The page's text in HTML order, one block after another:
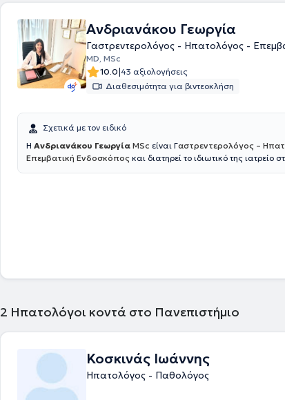
70 ελληνικά και διεθνή συνέδρια συμμετέχοντας ενεργά ως
σχετικές της εξειδίκευσής της.
Ανδριανάκου Γεωργία
Γαστρεντερολόγος - Ηπατολόγος -
MD, MSc
10.0|43 αξιολογήσεις
Διαθεσιμότητα για βιντεοκλήση
Σχετικά με τον ειδικό
H Ανδριανάκου Γεωργία MSc είναι Γαστρεντερολόγος –
Επεμβατική Ενδοσκόπος και διατηρεί το ιδιωτικό της ιατρείο
Curie του Παρισίου. Το 2018 επέστρεψε στην Ελλάδα και ξεκίνησε
στη Γαστρεντερολογία – Ηπατολογία στο Γενικό Νοσοκομείο
Το 2020 ολοκλήρωσε επιτυχώς μετά από γραπτές εξετάσεις
Εταιρία Μελέτης Ήπατος. Επιπρόσθετα, το 2021 παρακολούθησε
Ενδοσκοπικό Σχολείο, υπό την αιγίδα της Ελληνικής
Το 2022 έλαβε τον τίτλο της Ιατρικής Ειδικότητας της
Ηπατολογίας. Από το 2022 έως το 2025 συνέχισε να εργάζεται
2 Ηπατολόγοι κοντά στο Πανεπιστήμιο
Κοσκινάς Ιωάννης
Ηπατολόγος - Παθολόγος